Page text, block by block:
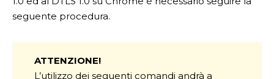
seguente procedura.
ATTENZIONE!
L’utilizzo dei seguenti comandi andrà a